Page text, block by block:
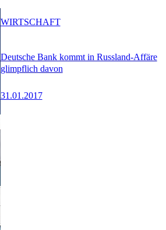
Deutsche Bank kommt in Russland-Affäre
glimpflich davon
31.01.2017
WIRTSCHAFT